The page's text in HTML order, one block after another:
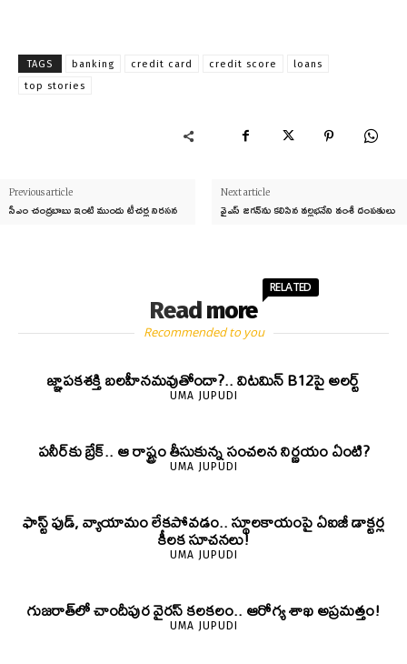
TAGS banking credit card credit score
loans
top stories
Previous article
సీఎం చంద్రబాబు ఇంటి ముందు టీచర్ల నిరసన
Next article
వైఎస్ జగన్‌ను క‌లిసిన వల్లభనేని వంశీ దంపతులు
Read more
RELATED
Recommended to you
జ్ఞాపకశక్తి బలహీనమవుతోందా?.. విటమిన్ B12పై అలర్ట్
UMA JUPUDI
పనీర్‌కు బ్రేక్.. ఆ రాష్ట్రం తీసుకున్న సంచలన నిర్ణయం ఏంటి?
UMA JUPUDI
ఫాస్ట్ ఫుడ్, వ్యాయామం లేకపోవడం.. స్థూలకాయంపై ఏఐజీ డాక్టర్ల
కీలక సూచనలు!
UMA JUPUDI
గుజరాత్‌లో చాందీపుర వైరస్ కలకలం.. ఆరోగ్య శాఖ అప్రమత్తం!
UMA JUPUDI